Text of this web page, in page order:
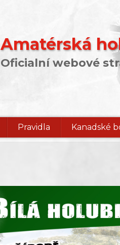
Amatérská
Oficialní webové
Pravidla Kanadské